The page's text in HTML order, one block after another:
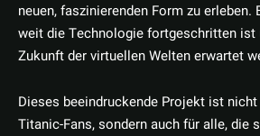
neuen, faszinierenden Form zu erleben.
weit die Technologie fortgeschritten ist
Zukunft der virtuellen Welten erwartet
Dieses beeindruckende Projekt ist
Titanic-Fans, sondern auch für alle, die